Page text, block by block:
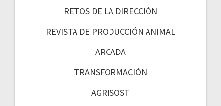
RETOS DE LA DIRECCIÓN
REVISTA DE PRODUCCIÓN ANIMAL
ARCADA
TRANSFORMACIÓN
AGRISOST